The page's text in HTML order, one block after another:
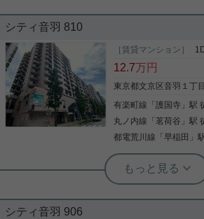
シティ音羽 810
［賃貸マンション］
12.7万円
東京都文京区音羽１丁
有楽町線 「護国寺 」駅
丸ノ内線 「茗荷谷 」駅
都電荒川線 「早稲田 」
実用春日ホーム 本店 砂子-
★☆駅チカ1DK☆
シティ音羽 906